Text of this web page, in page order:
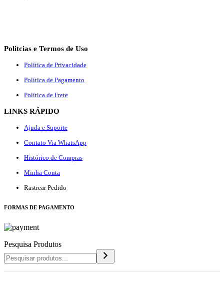
Politcias e Termos de Uso
Política de Privacidade
Política de Pagamento
Política de Frete
LINKS RÁPIDO
Ajuda e Suporte
Contato Via WhatsApp
Histórico de Compras
Minha Conta
Rastrear Pedido
FORMAS DE PAGAMENTO
Pesquisa Produtos